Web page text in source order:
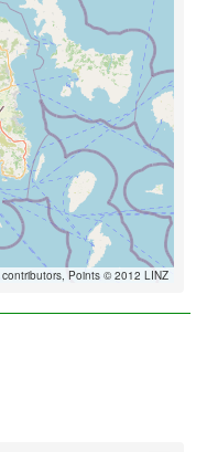
contributors, Points © 2012 LINZ